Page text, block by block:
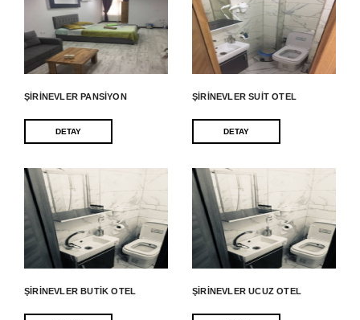
ŞIRINEVLER PANSIYON
DETAY
ŞIRINEVLER SUIT OTEL
DETAY
ŞIRINEVLER BUTIK OTEL ŞIRINEVLER UCUZ OTEL